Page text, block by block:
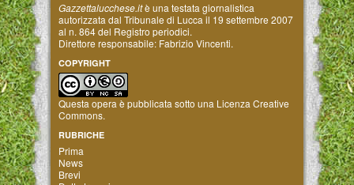
Gazzettalucchese.itè una testata giornalistica
autorizzata dal Tribunale di Lucca il 19 settembre 2007
al n. 864 del Registro periodici.
Direttore responsabile: Fabrizio Vincenti.
COPYRIGHT
Questa opera è pubblicata sotto una Licenza Creative
Commons.
RUBRICHE
Prima
News
Brevi